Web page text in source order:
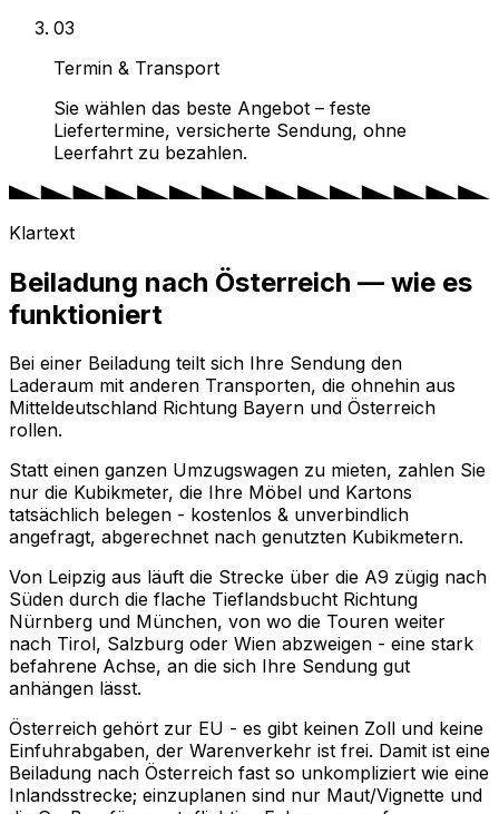
03
Termin & Transport
Sie wählen das beste Angebot – feste
Liefertermine, versicherte Sendung, ohne
Leerfahrt zu bezahlen.
Klartext
Beiladung nach Österreich — wie es
funktioniert
Bei einer Beiladung teilt sich Ihre Sendung den
Laderaum mit anderen Transporten, die ohnehin aus
Mitteldeutschland Richtung Bayern und Österreich
rollen.
Statt einen ganzen Umzugswagen zu mieten, zahlen Sie
nur die Kubikmeter, die Ihre Möbel und Kartons
tatsächlich belegen - kostenlos & unverbindlich
angefragt, abgerechnet nach genutzten Kubikmetern.
Von Leipzig aus läuft die Strecke über die A9 zügig nach
Süden durch die flache Tieflandsbucht Richtung
Nürnberg und München, von wo die Touren weiter
nach Tirol, Salzburg oder Wien abzweigen - eine stark
befahrene Achse, an die sich Ihre Sendung gut
anhängen lässt.
Österreich gehört zur EU - es gibt keinen Zoll und keine
Einfuhrabgaben, der Warenverkehr ist frei. Damit ist eine
Beiladung nach Österreich fast so unkompliziert wie eine
Inlandsstrecke; einzuplanen sind nur Maut/Vignette und